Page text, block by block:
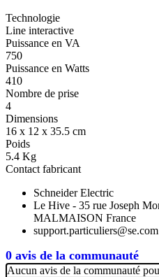
0 avis de la communauté
Technologie
Line interactive
Puissance en VA
750
Puissance en Watts
410
Nombre de prise
4
Dimensions
16 x 12 x 35.5 cm
Poids
5.4 Kg
Contact fabricant
Schneider Electric
Le Hive - 35 rue Joseph
MALMAISON France
support.particuliers@se.com
Aucun avis de la communauté